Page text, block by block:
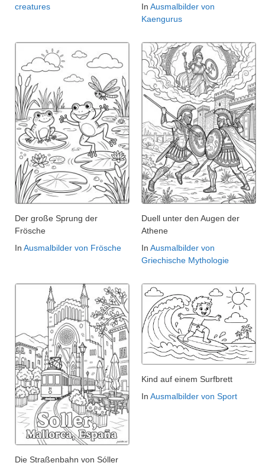
creatures
In Ausmalbilder von
Kaengurus
Der große Sprung der
Frösche
In Ausmalbilder von Frösche
Duell unter den Augen der
Athene
In Ausmalbilder von
Griechische Mythologie
Die Straßenbahn von Sóller
Kind auf einem Surfbrett
In Ausmalbilder von Sport